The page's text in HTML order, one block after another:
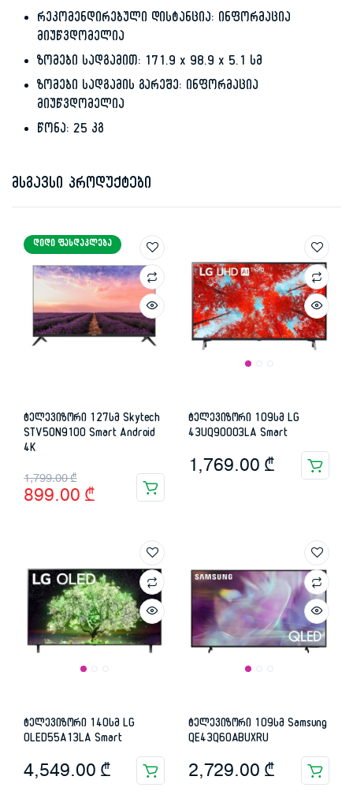
რეკომენდირებული დისტანცია: ინფორმაცია
მიუწვდომელია
ზომები სადგამით: 171.9 x 98.9 x 5.1 სმ
ზომები სადგამის გარეშე: ინფორმაცია
მიუწვდომელია
წონა: 25 კგ
მსგავსი პროდუქტები
ᲓᲘᲓᲘ ᲤᲐᲡᲓᲐᲙᲚᲔᲑᲐ
ტელევიზორი 127სმ Skytech
STV50N9100 Smart Android
4K
1,799.00₾
Original
price
899.00 ₾
Current
price
ტელევიზორი 109სმ LG
43UQ90003LA Smart
1,769.00 ₾
ტელევიზორი 140სმ LG
OLED55A13LA Smart
4,549.00 ₾
ტელევიზორი 109სმ Samsung
QE43Q60ABUXRU
2,729.00 ₾